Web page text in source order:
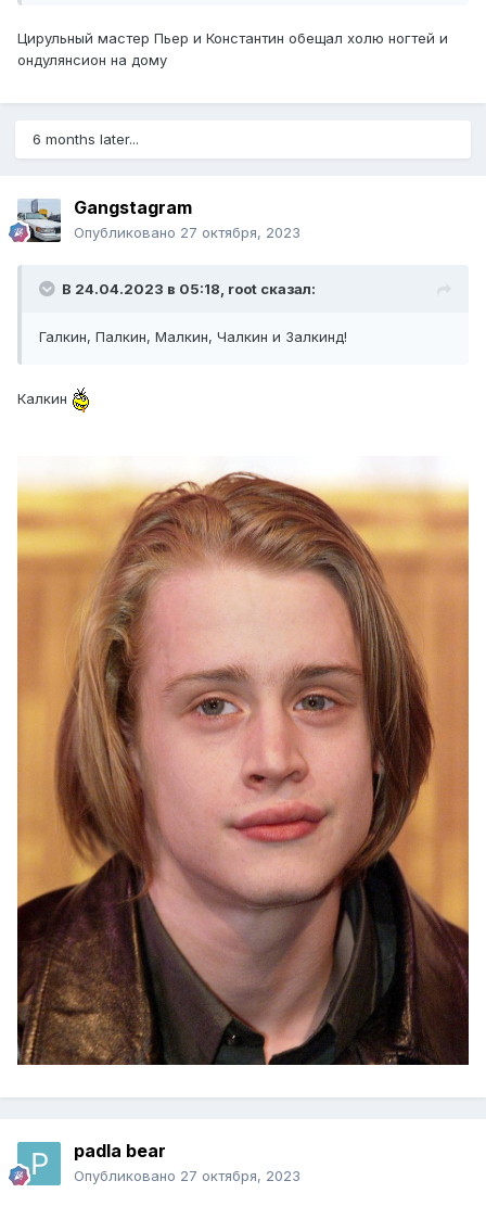
Цирульный мастер Пьер и Константин обещал холю ногтей и
ондулянсион на дому
6 months later...
Gangstagram
Опубликовано 27 октября, 2023
В 24.04.2023 в 05:18, root сказал:
Галкин, Палкин, Малкин, Чалкин и Залкинд!
Калкин
padla bear
Опубликовано 27 октября, 2023